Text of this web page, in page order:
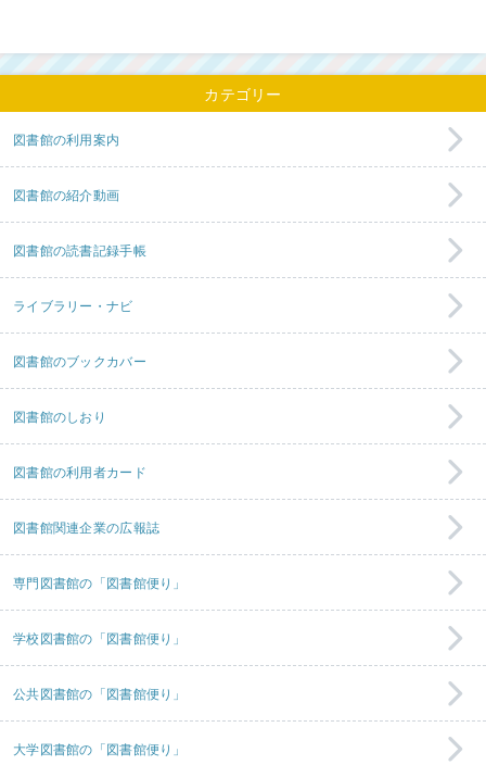
カテゴリー
図書館の利用案内
図書館の紹介動画
図書館の読書記録手帳
ライブラリー・ナビ
図書館のブックカバー
図書館のしおり
図書館の利用者カード
図書館関連企業の広報誌
専門図書館の「図書館便り」
学校図書館の「図書館便り」
公共図書館の「図書館便り」
大学図書館の「図書館便り」